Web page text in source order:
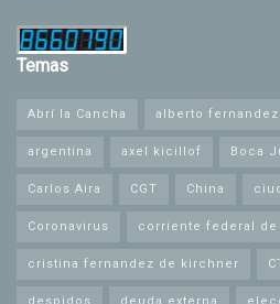
Temas
Abrí la Cancha alberto fernandez
argentina axel kicillof Boca
Carlos Aira CGT China
Coronavirus corriente federal de
cristina fernandez de kirchner
despidos deuda externa